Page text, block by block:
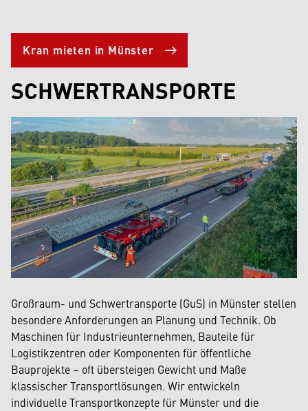
Kran mieten in Münster
SCHWERTRANSPORTE
Großraum- und Schwertransporte (GuS) in Münster stellen
besondere Anforderungen an Planung und Technik. Ob
Maschinen für Industrieunternehmen, Bauteile für
Logistikzentren oder Komponenten für öffentliche
Bauprojekte – oft übersteigen Gewicht und Maße
klassischer Transportlösungen. Wir entwickeln
individuelle Transportkonzepte für Münster und die